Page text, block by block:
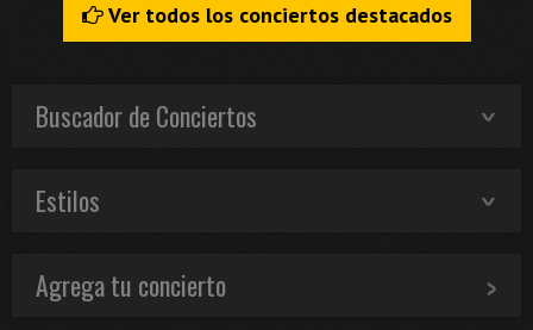
Ver todos los conciertos destacados
Buscador de Conciertos
Estilos
Agrega tu concierto